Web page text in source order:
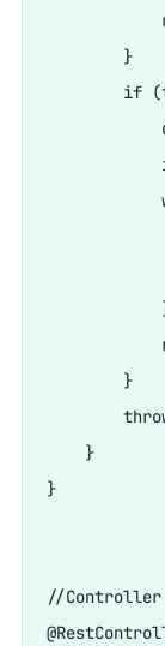
return
}
if
double
int num
while
result
num
}
throw
}
}
//Controller